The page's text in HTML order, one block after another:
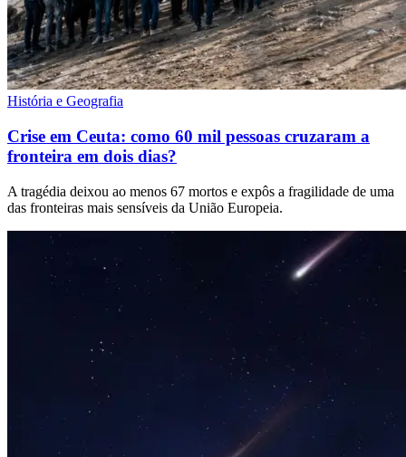
História e Geografia
Crise em Ceuta: como 60 mil pessoas cruzaram a
fronteira em dois dias?
A tragédia deixou ao menos 67 mortos e expôs a fragilidade de uma
das fronteiras mais sensíveis da União Europeia.